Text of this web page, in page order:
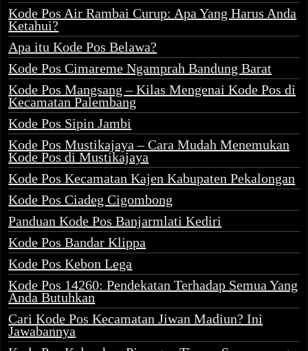
Kode Pos Air Rambai Curup: Apa Yang Harus Anda
Ketahui?
Apa itu Kode Pos Belawa?
Kode Pos Cimareme Ngamprah Bandung Barat
Kode Pos Mangsang – Kilas Mengenai Kode Pos di
Kecamatan Palembang
Kode Pos Sipin Jambi
Kode Pos Mustikajaya – Cara Mudah Menemukan
Kode Pos di Mustikajaya
Kode Pos Kecamatan Kajen Kabupaten Pekalongan
Kode Pos Ciadeg Cigombong
Panduan Kode Pos Banjarmlati Kediri
Kode Pos Bandar Klippa
Kode Pos Kebon Lega
Kode Pos 14260: Pendekatan Terhadap Semua Yang
Anda Butuhkan
Cari Kode Pos Kecamatan Jiwan Madiun? Ini
Jawabannya